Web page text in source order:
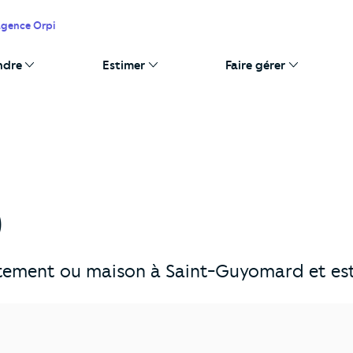
Orpi
Estimer Faire gérer
ou maison à Saint-Guyomard et